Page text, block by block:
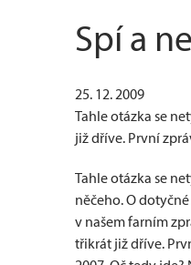
Spí a
25. 12. 2009
Tahle otázka se
již dříve. První
Tahle otázka se
něčeho. O
v našem farním
třikrát již dříve.